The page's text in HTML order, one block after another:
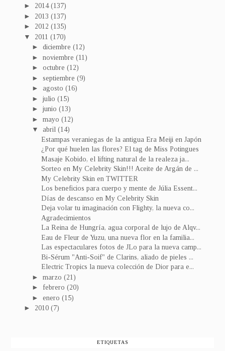
► 2014 (137)
► 2013 (137)
► 2012 (135)
▼ 2011 (170)
►diciembre(12)
►noviembre(11)
►octubre(12)
►septiembre(9)
►agosto(16)
►julio(15)
►junio(13)
►mayo(12)
▼abril(14)
Estampas veraniegas de la antigua Era Meiji en Japón
¿Por qué huelen las flores? El tag de Miss Potingues
Masaje Kobido, el lifting natural de la realeza ja...
Sorteo en My Celebrity Skin!!! Aceite de Argán de ...
My Celebrity Skin en TWITTER
Los beneficios para cuerpo y mente de Júlia Essent...
Días de descanso en My Celebrity Skin
Deja volar tu imaginación con Flighty, la nueva co...
Agradecimientos
La Reina de Hungría, agua corporal de lujo de Alqv...
Eau de Fleur de Yuzu, una nueva flor en la familia...
Las espectaculares fotos de JLo para la nueva camp...
Bi-Sérum "Anti-Soif" de Clarins, aliado de pieles ...
Electric Tropics la nueva colección de Dior para e...
►marzo(21)
► febrero(20)
►enero(15)
► 2010 (7)
ETIQUETAS